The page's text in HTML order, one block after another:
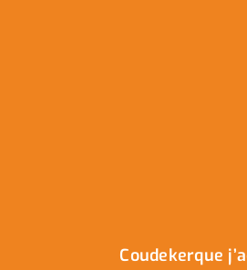
Coudekerque